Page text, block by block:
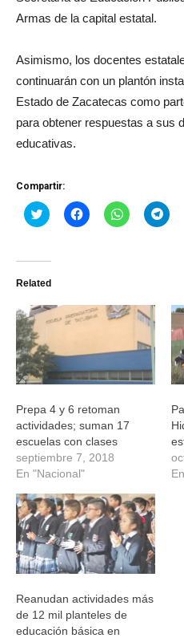
Armas de la capital estatal.
Asimismo, los docentes
continuarán con un plantón
Estado de Zacatecas como
para obtener respuestas a sus
educativas.
Compartir:
Haz
clic
Twitter
abre
una
ventana
nueva)
Haz
clic
una
ventana
Haz
clic
una
ventana
nueva)
Haz
clic
una
Related
Prepa 4 y 6 retoman
actividades; suman 17
escuelas con clases
septiembre 7, 2018
En "Nacional"
Reanudan actividades más
de 12 mil planteles de
educación básica en